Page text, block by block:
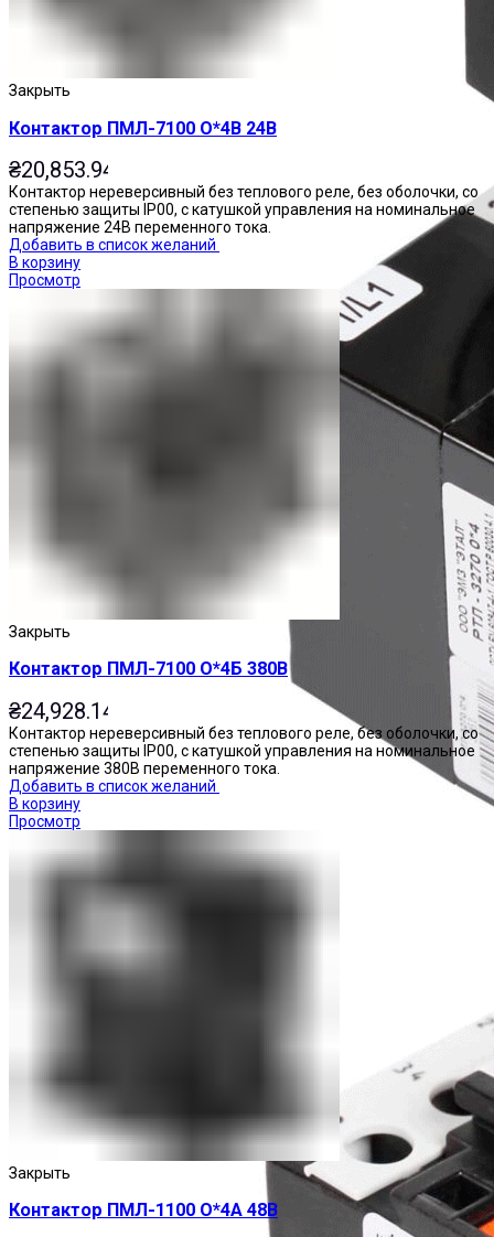
Реле тепловые
Закрыть
Контактор ПМЛ-7100 О*4В 24В
₴20,853.94
Контактор нереверсивный без теплового реле, без оболочки, со
степенью защиты IP00, с катушкой управления на номинальное
напряжение 24В переменного тока.
Добавить в список желаний
В корзину
Просмотр
Закрыть
Контактор ПМЛ-7100 О*4Б 380В
₴24,928.14
Контактор нереверсивный без теплового реле, без оболочки, со
степенью защиты IP00, с катушкой управления на номинальное
напряжение 380В переменного тока.
Добавить в список желаний
В корзину
Просмотр
Закрыть
Контактор ПМЛ-1100 О*4А 48В